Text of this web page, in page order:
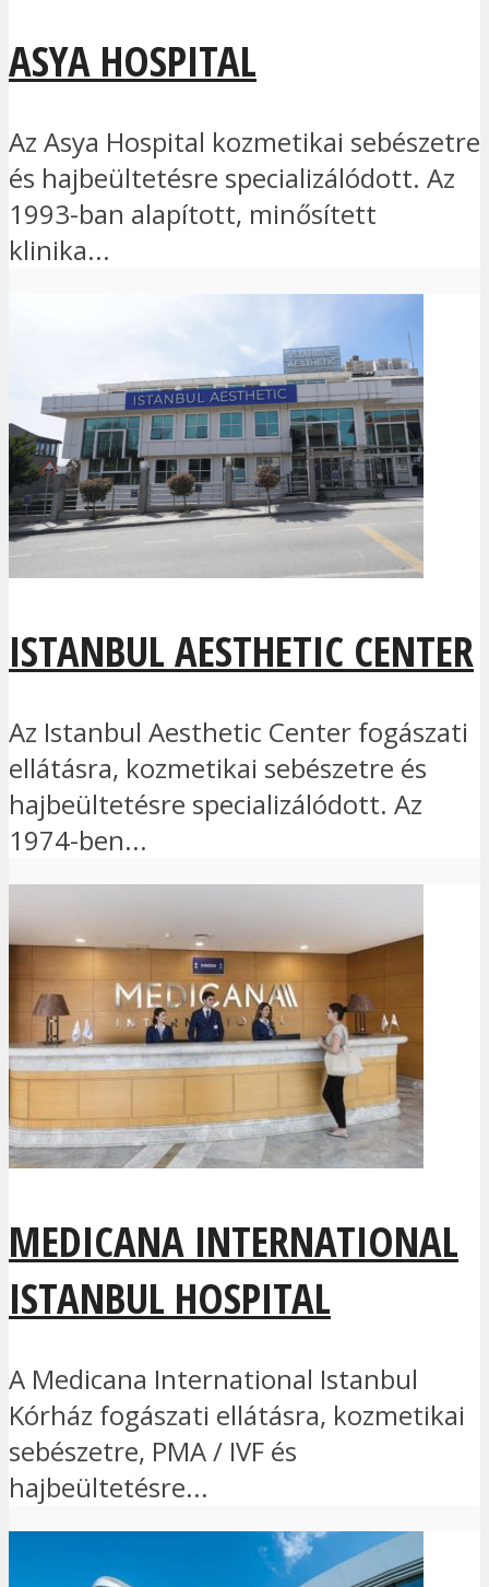
ASYA HOSPITAL
Az Asya Hospital kozmetikai sebészetre
és hajbeültetésre specializálódott. Az
1993-ban alapított, minősített
klinika...
ISTANBUL AESTHETIC CENTER
Az Istanbul Aesthetic Center fogászati
ellátásra, kozmetikai sebészetre és
hajbeültetésre specializálódott. Az
1974-ben...
MEDICANA INTERNATIONAL
ISTANBUL HOSPITAL
A Medicana International Istanbul
Kórház fogászati ellátásra, kozmetikai
sebészetre, PMA / IVF és
hajbeültetésre...